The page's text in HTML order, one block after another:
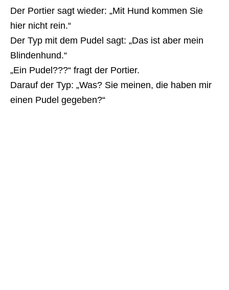
Der Portier sagt wieder: „Mit Hund kommen Sie
hier nicht rein.“
Der Typ mit dem Pudel sagt: „Das ist aber mein
Blindenhund.“
„Ein Pudel???“ fragt der Portier.
Darauf der Typ: „Was? Sie meinen, die haben mir
einen Pudel gegeben?“